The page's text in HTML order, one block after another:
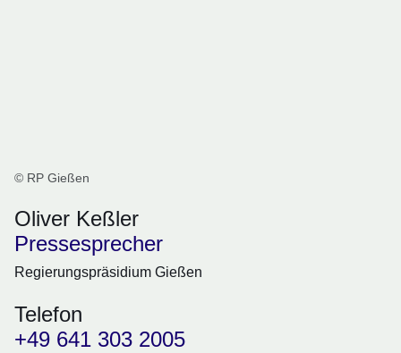
© RP Gießen
Oliver Keßler
Pressesprecher
Regierungspräsidium Gießen
Telefon
+49 641 303 2005